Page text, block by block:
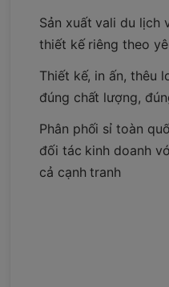
Sản xuất vali du lịch
thiết kế riêng theo
Thiết kế, in ấn, thêu
đúng chất lượng,
Phân phối sỉ toàn
đối tác kinh doanh
cả cạnh tranh